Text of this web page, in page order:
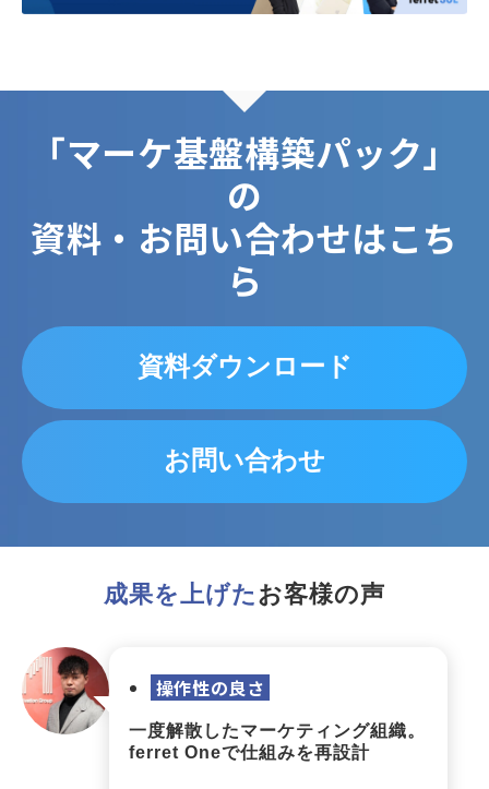
「マーケ基盤構築パック」
の
資料・お問い合わせはこち
ら
資料ダウンロード
お問い合わせ
成果を上げた お客様の声
操作性の良さ
一度解散したマーケティング組織。
ferret Oneで仕組みを再設計